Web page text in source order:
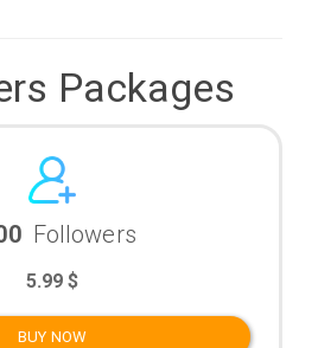
Packages
Followers
5.99 $
BUY NOW